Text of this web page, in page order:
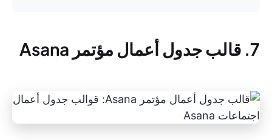
7. قالب جدول أعمال مؤتمر Asana